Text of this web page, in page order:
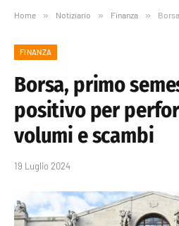
Home » Notiziario » Finanza » Borsa,
FINANZA
Borsa, primo
positivo per
volumi e scambi
19 Luglio 2024